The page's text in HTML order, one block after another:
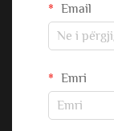
Email
Emri